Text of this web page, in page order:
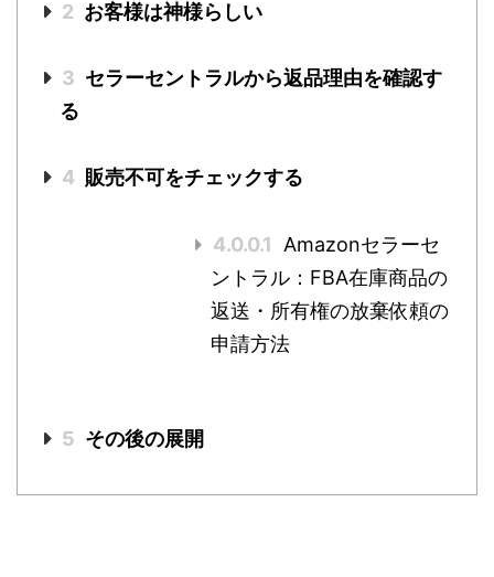
2 お客様は神様らしい
3 セラーセントラルから返品理由を確認す
る
4 販売不可をチェックする
4.0.0.1 Amazonセラーセ
ントラル：FBA在庫商品の
返送・所有権の放棄依頼の
申請方法
5 その後の展開